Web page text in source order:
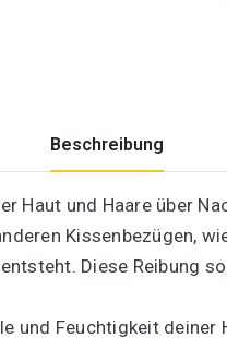
Beschreibung
Haut und Haare über
Kissenbezügen,
Diese Reibung
und Feuchtigkeit